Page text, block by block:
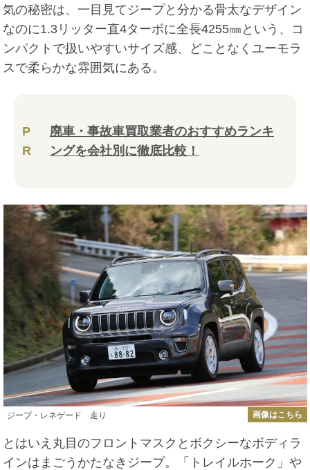
気の秘密は、一目見てジープと分かる骨太なデザイン
なのに1.3リッター直4ターボに全長4255㎜という、コ
ンパクトで扱いやすいサイズ感、どことなくユーモラ
スで柔らかな雰囲気にある。
P
R
廃車・事故車買取業者のおすすめランキ
ングを会社別に徹底比較！
ジープ・レネゲード 走り 画像はこちら
とはいえ丸目のフロントマスクとボクシーなボディラ
インはまごうかたなきジープ。「トレイルホーク」や